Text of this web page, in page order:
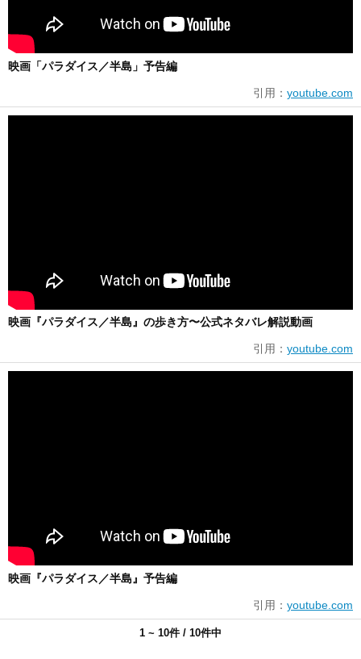
映画「パラダイス／半島」予告編
引用： youtube.com
映画『パラダイス／半島』の歩き方〜公式ネタバレ解説動画
引用： youtube.com
映画『パラダイス／半島』予告編
引用： youtube.com
1 ~ 10件 / 10件中